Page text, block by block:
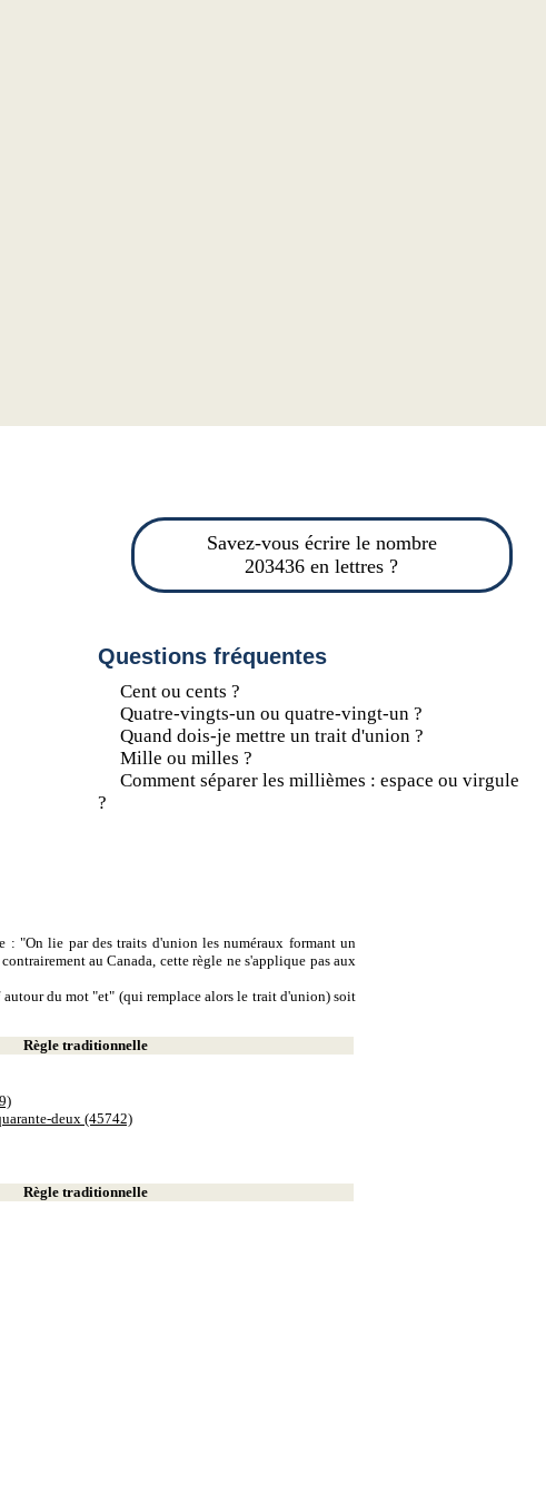
Savez-vous écrire le nombre
203436 en lettres ?
Questions fréquentes
Cent ou cents ?
Quatre-vingts-un ou quatre-vingt-un ?
Quand dois-je mettre un trait d'union ?
Mille ou milles ?
Comment séparer les millièmes : espace ou virgule
?
: "On lie par des traits d'union les numéraux formant un
au Canada, cette règle ne s'applique pas aux
du mot "et" (qui remplace alors le trait d'union) soit
Règle traditionnelle
deux (45742)
Règle traditionnelle